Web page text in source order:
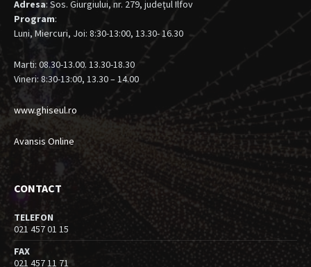
Adresa: Sos. Giurgiului, nr. 279, judeţul Ilfov
Program:
Luni, Miercuri, Joi: 8:30-13:00, 13.30- 16.30
Marti: 08.30-13.00. 13.30-18.30
Vineri: 8:30-13:00, 13.30 – 14.00
www.ghiseul.ro
Avansis Online
CONTACT
TELEFON
021 457 01 15
FAX
021 457 11 71